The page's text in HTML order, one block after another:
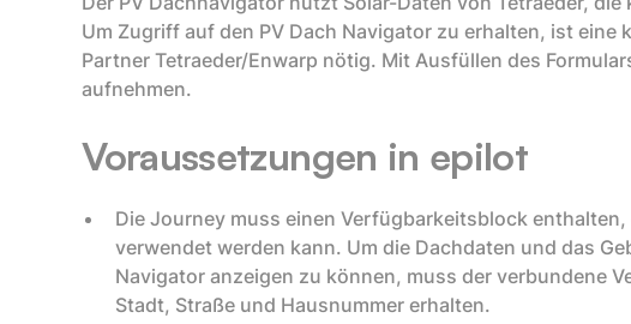
Um Zugriff auf den PV Dach Navigator zu erhalten, ist
Partner Tetraeder/Enwarp nötig. Mit Ausfüllen des
aufnehmen.
Voraussetzungen in epilot
Die Journey muss einen Verfügbarkeitsblock
verwendet werden kann. Um die Dachdaten und das
Navigator anzeigen zu können, muss der verbundene
Stadt, Straße und Hausnummer erhalten.